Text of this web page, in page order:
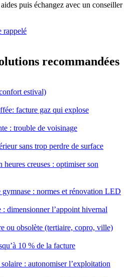
puis échangez avec un conseiller
rappelé
recommandées
estival)
facture gaz qui explose
: trouble de voisinage
sans trop perdre de surface
creuses : optimiser son
: normes et rénovation LED
: dimensionner l’appoint hivernal
ou obsolète (tertiaire, copro, ville)
10 % de la facture
: autonomiser l’exploitation